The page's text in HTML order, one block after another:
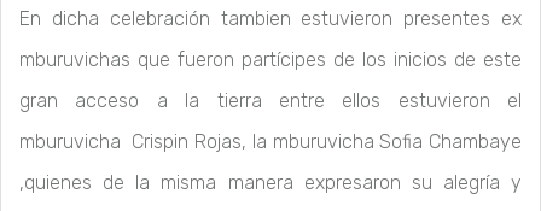
En dicha celebración tambien estuvieron presentes ex
mburuvichas que fueron partícipes de los inicios de este
gran acceso a la tierra entre ellos estuvieron el
mburuvicha Crispin Rojas, la mburuvicha Sofia Chambaye
,quienes de la misma manera expresaron su alegría y